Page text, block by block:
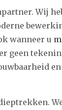
Wij
wanneer u
geen